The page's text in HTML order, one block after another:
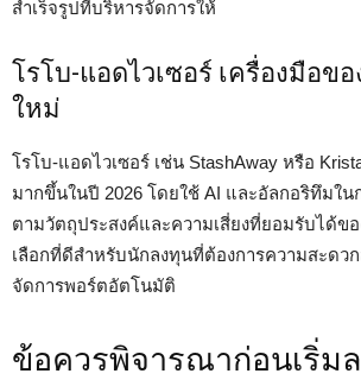
สำเร็จรูปที่บริหารจัดการให้
โรโบ-แอดไวเซอร์ เครื่องมือข
ใหม่
โรโบ-แอดไวเซอร์ เช่น StashAway หรือ
มากขึ้นในปี 2026 โดยใช้ AI และอัลกอริทึมใ
ตามวัตถุประสงค์และความเสี่ยงที่ยอมรับได้ข
เลือกที่ดีสำหรับนักลงทุนที่ต้องการความสะดว
จัดการพอร์ตอัตโนมัติ
ข้อควรพิจารณาก่อนเริ่ม